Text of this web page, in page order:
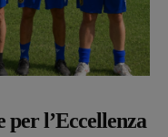
l’Eccellenza